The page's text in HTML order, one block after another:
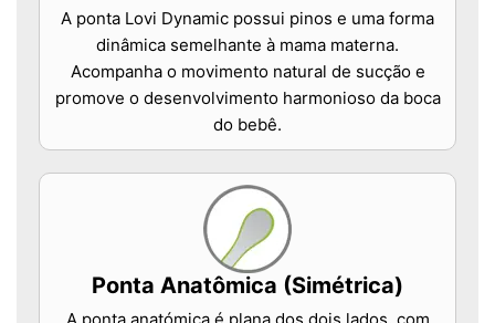
A ponta Lovi Dynamic possui pinos e uma forma
dinâmica semelhante à mama materna.
Acompanha o movimento natural de sucção e
promove o desenvolvimento harmonioso da boca
do bebê.
Ponta Anatômica (Simétrica)